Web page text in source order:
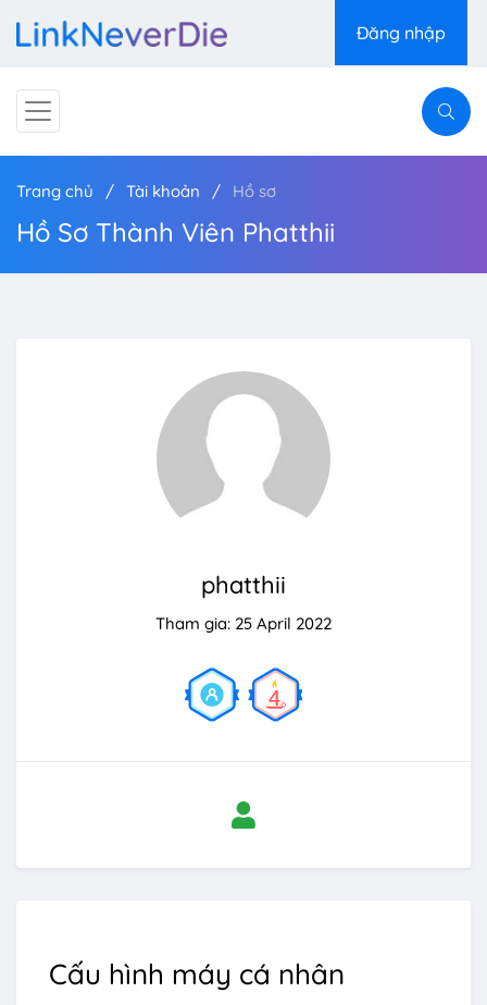
Đăng nhập
Trang chủ Tài khoản Hồ sơ
Hồ Sơ Thành Viên Phatthii
phatthii
Tham gia: 25 April 2022
Cấu hình máy cá nhân